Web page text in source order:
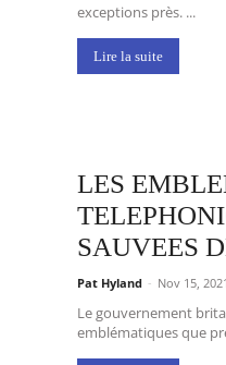
exceptions près. ...
Lire la suite
LES
SAUVEES
Pat Hyland - Nov 15, 2021
Le gouvernement
emblématiques que